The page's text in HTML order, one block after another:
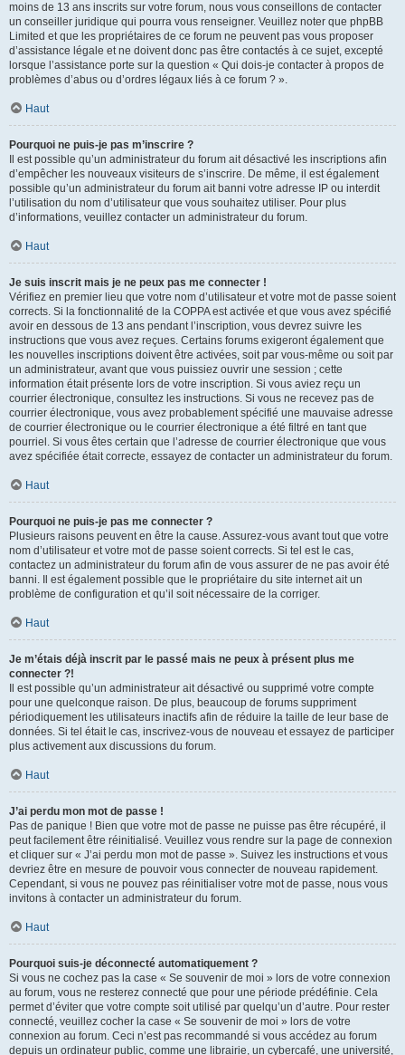
moins de 13 ans inscrits sur votre forum, nous vous conseillons de contacter
un conseiller juridique qui pourra vous renseigner. Veuillez noter que phpBB
Limited et que les propriétaires de ce forum ne peuvent pas vous proposer
d’assistance légale et ne doivent donc pas être contactés à ce sujet, excepté
lorsque l’assistance porte sur la question « Qui dois-je contacter à propos de
problèmes d’abus ou d’ordres légaux liés à ce forum ? ».
Haut
Pourquoi ne puis-je pas m’inscrire ?
Il est possible qu’un administrateur du forum ait désactivé les inscriptions afin
d’empêcher les nouveaux visiteurs de s’inscrire. De même, il est également
possible qu’un administrateur du forum ait banni votre adresse IP ou interdit
l’utilisation du nom d’utilisateur que vous souhaitez utiliser. Pour plus
d’informations, veuillez contacter un administrateur du forum.
Haut
Je suis inscrit mais je ne peux pas me connecter !
Vérifiez en premier lieu que votre nom d’utilisateur et votre mot de passe soient
corrects. Si la fonctionnalité de la COPPA est activée et que vous avez spécifié
avoir en dessous de 13 ans pendant l’inscription, vous devrez suivre les
instructions que vous avez reçues. Certains forums exigeront également que
les nouvelles inscriptions doivent être activées, soit par vous-même ou soit par
un administrateur, avant que vous puissiez ouvrir une session ; cette
information était présente lors de votre inscription. Si vous aviez reçu un
courrier électronique, consultez les instructions. Si vous ne recevez pas de
courrier électronique, vous avez probablement spécifié une mauvaise adresse
de courrier électronique ou le courrier électronique a été filtré en tant que
pourriel. Si vous êtes certain que l’adresse de courrier électronique que vous
avez spécifiée était correcte, essayez de contacter un administrateur du forum.
Haut
Pourquoi ne puis-je pas me connecter ?
Plusieurs raisons peuvent en être la cause. Assurez-vous avant tout que votre
nom d’utilisateur et votre mot de passe soient corrects. Si tel est le cas,
contactez un administrateur du forum afin de vous assurer de ne pas avoir été
banni. Il est également possible que le propriétaire du site internet ait un
problème de configuration et qu’il soit nécessaire de la corriger.
Haut
Je m’étais déjà inscrit par le passé mais ne peux à présent plus me
connecter ?!
Il est possible qu’un administrateur ait désactivé ou supprimé votre compte
pour une quelconque raison. De plus, beaucoup de forums suppriment
périodiquement les utilisateurs inactifs afin de réduire la taille de leur base de
données. Si tel était le cas, inscrivez-vous de nouveau et essayez de participer
plus activement aux discussions du forum.
Haut
J’ai perdu mon mot de passe !
Pas de panique ! Bien que votre mot de passe ne puisse pas être récupéré, il
peut facilement être réinitialisé. Veuillez vous rendre sur la page de connexion
et cliquer sur « J’ai perdu mon mot de passe ». Suivez les instructions et vous
devriez être en mesure de pouvoir vous connecter de nouveau rapidement.
Cependant, si vous ne pouvez pas réinitialiser votre mot de passe, nous vous
invitons à contacter un administrateur du forum.
Haut
Pourquoi suis-je déconnecté automatiquement ?
Si vous ne cochez pas la case « Se souvenir de moi » lors de votre connexion
au forum, vous ne resterez connecté que pour une période prédéfinie. Cela
permet d’éviter que votre compte soit utilisé par quelqu’un d’autre. Pour rester
connecté, veuillez cocher la case « Se souvenir de moi » lors de votre
connexion au forum. Ceci n’est pas recommandé si vous accédez au forum
depuis un ordinateur public, comme une librairie, un cybercafé, une université,